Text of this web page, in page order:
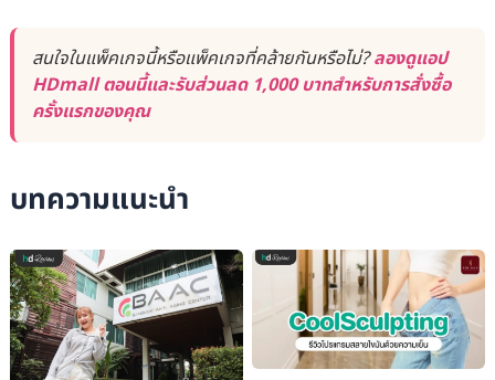
สนใจในแพ็คเกจนี้หรือแพ็คเกจที่คล้ายกันหรือไม่?ลองดูแอป
HDmall ตอนนี้และรับส่วนลด 1,000 บาทสำหรับการสั่งซื้อ
ครั้งแรกของคุณ
บทความแนะนำ